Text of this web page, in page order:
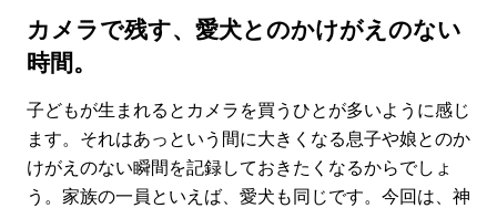
#LIFESTYLE #SNEAKER #OUTDOOR
#SPORTS
カメラで残す、愛犬とのかけがえのない
時間。
子どもが生まれるとカメラを買うひとが多いように感じ
ます。それはあっという間に大きくなる息子や娘とのか
けがえのない瞬間を記録しておきたくなるからでしょ
う。家族の一員といえば、愛犬も同じです。今回は、神